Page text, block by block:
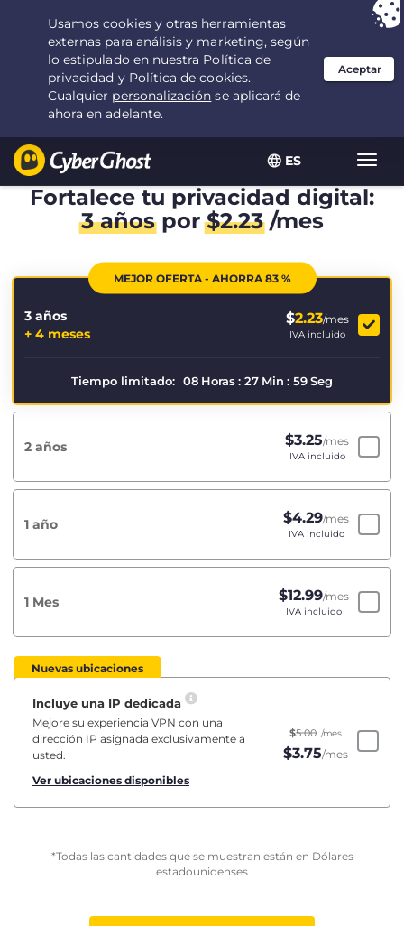
ES
Tu elección:la mejor ofertadurante 3.3333333333333 años por $
2.23 /mes
Fortalece tu privacidad digital:
3 añospor$2.23/mes
MEJOR OFERTA - AHORRA 83 %
3 años
+ 4 meses
$2.23/mes
IVA incluido
Tiempo limitado: 08 Horas: 27 Min : 59Seg
2 años $3.25/mes
IVA incluido
1 año $4.29/mes
IVA incluido
1 Mes $12.99/mes
IVA incluido
Nuevas ubicaciones
Incluye una IP dedicada
Mejore su experiencia VPN con una
dirección IP asignada exclusivamente a
usted.
Ver ubicaciones disponibles
$5.00 /mes
$3.75/mes
*Todas las cantidades que se muestran están en Dólares
estadounidenses